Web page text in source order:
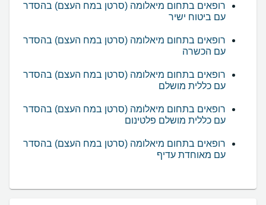
רופאים בתחום מיאלומה (סרטן במח העצם) בהסדר
עם ביטוח ישיר
רופאים בתחום מיאלומה (סרטן במח העצם) בהסדר
עם הכשרה
רופאים בתחום מיאלומה (סרטן במח העצם) בהסדר
עם כללית מושלם
רופאים בתחום מיאלומה (סרטן במח העצם) בהסדר
עם כללית מושלם פלטינום
רופאים בתחום מיאלומה (סרטן במח העצם) בהסדר
עם מאוחדת עדיף